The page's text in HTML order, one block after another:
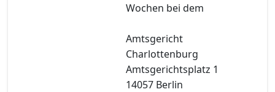
Wochen bei dem
Amtsgericht
Charlottenburg
Amtsgerichtsplatz 1
14057 Berlin